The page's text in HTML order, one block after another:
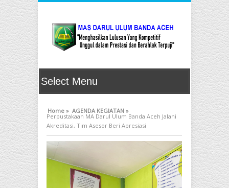
Home » AGENDA KEGIATAN »
Perpustakaan MA Darul Ulum Banda Aceh Jalani
Akreditasi, Tim Asesor Beri Apresiasi